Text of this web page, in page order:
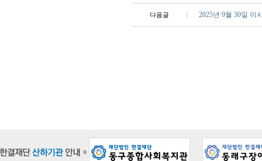
다음글 2025년 9월 30일 이